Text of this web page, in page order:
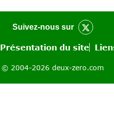
Suivez-nous sur
Présentation du site
© 2004-2026 deux-zero.com